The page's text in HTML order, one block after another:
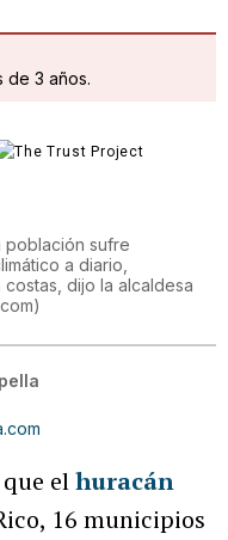
de 3 años.
población sufre
a diario,
dijo la alcaldesa
)
elhuracán
16 municipios